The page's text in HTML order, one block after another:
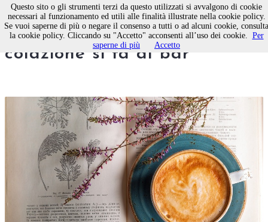
Per 5 milioni di italiani la
colazione si fa al bar
Questo sito o gli strumenti terzi da questo utilizzati si avvalgono di cookie
necessari al funzionamento ed utili alle finalità illustrate nella cookie policy.
Se vuoi saperne di più o negare il consenso a tutti o ad alcuni cookie, consulta
la cookie policy. Cliccando su "Accetto" acconsenti all’uso dei cookie. Per
saperne di più
Accetto